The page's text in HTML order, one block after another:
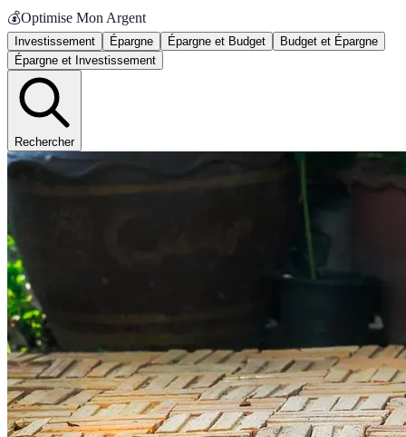
💰Optimise Mon Argent
Investissement Épargne Épargne et Budget
Budget et Épargne
Épargne et Investissement
Rechercher